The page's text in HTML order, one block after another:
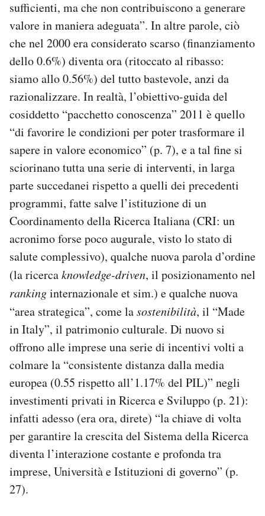
sufficienti, ma che non contribuiscono a generare
valore in maniera adeguata”. In altre parole, ciò
che nel 2000 era considerato scarso (finanziamento
dello 0.6%) diventa ora (ritoccato al ribasso:
siamo allo 0.56%) del tutto bastevole, anzi da
razionalizzare. In realtà, l’obiettivo-guida del
cosiddetto “pacchetto conoscenza” 2011 è quello
“di favorire le condizioni per poter trasformare il
sapere in valore economico” (p. 7), e a tal fine si
sciorinano tutta una serie di interventi, in larga
parte succedanei rispetto a quelli dei precedenti
programmi, fatte salve l’istituzione di un
Coordinamento della Ricerca Italiana (CRI: un
acronimo forse poco augurale, visto lo stato di
salute complessivo), qualche nuova parola d’ordine
(la ricercaknowledge-driven, il posizionamento nel
rankinginternazionale et sim.) e qualche nuova
“area strategica”, come lasostenibilità, il “Made
in Italy”, il patrimonio culturale. Di nuovo si
offrono alle imprese una serie di incentivi volti a
colmare la “consistente distanza dalla media
europea (0.55 rispetto all’1.17% del PIL)” negli
investimenti privati in Ricerca e Sviluppo (p. 21):
infatti adesso (era ora, direte) “la chiave di volta
per garantire la crescita del Sistema della Ricerca
diventa l’interazione costante e profonda tra
imprese, Università e Istituzioni di governo” (p.
27).